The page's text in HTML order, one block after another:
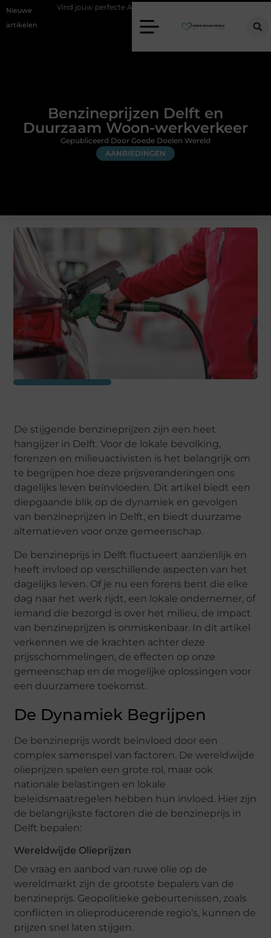
Nieuwe
artikelen
Vind jouw perfecte AC Milan merchandise
Benzineprijzen Delft en
Duurzaam Woon-werkverkeer
AANBIEDINGEN
Gepubliceerd Door Goede Doelen Wereld
De stijgende benzineprijzen zijn een heet
hangijzer in Delft. Voor de lokale bevolking,
forenzen en milieuactivisten is het belangrijk om
te begrijpen hoe deze prijsveranderingen ons
dagelijks leven beïnvloeden. Dit artikel biedt een
diepgaande blik op de dynamiek en gevolgen
van benzineprijzen in Delft, en biedt duurzame
alternatieven voor onze gemeenschap.
De benzineprijs in Delft fluctueert aanzienlijk en
heeft invloed op verschillende aspecten van het
dagelijks leven. Of je nu een forens bent die elke
dag naar het werk rijdt, een lokale ondernemer, of
iemand die bezorgd is over het milieu, de impact
van benzineprijzen is onmiskenbaar. In dit artikel
verkennen we de krachten achter deze
prijsschommelingen, de effecten op onze
gemeenschap en de mogelijke oplossingen voor
een duurzamere toekomst.
De Dynamiek Begrijpen
De benzineprijs wordt beïnvloed door een
complex samenspel van factoren. De wereldwijde
olieprijzen spelen een grote rol, maar ook
nationale belastingen en lokale
beleidsmaatregelen hebben hun invloed. Hier zijn
de belangrijkste factoren die de benzineprijs in
Delft bepalen:
Wereldwijde Olieprijzen
De vraag en aanbod van ruwe olie op de
wereldmarkt zijn de grootste bepalers van de
benzineprijs. Geopolitieke gebeurtenissen, zoals
conflicten in olieproducerende regio’s, kunnen de
prijzen snel laten stijgen.